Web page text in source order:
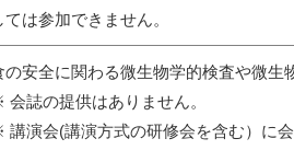
ては参加できません。
の安全に関わる微生物学的検査や微
会誌の提供はありません。
講演会(講演方式の研修会を含む）に